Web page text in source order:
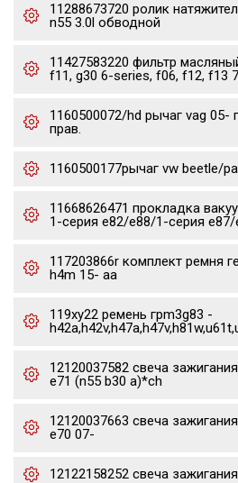
11288673720 ролик
n55 3.0l обводной
11427583220 фильтр
f11, g30 6-series, f06, f12, f13
1160500072/hd рычаг vag 05-
прав.
1160500177рычаг vw beetle/
11668626471 прокладка
1-серия e82/e88/1-серия e87/
117203866r комплект ремня
h4m 15- aa
119xy22 ремень грm3g83 -
12120037582 свеча
e71 (n55 b30 a)*ch
12120037663 свеча
e70 07-
12122158252 свеча